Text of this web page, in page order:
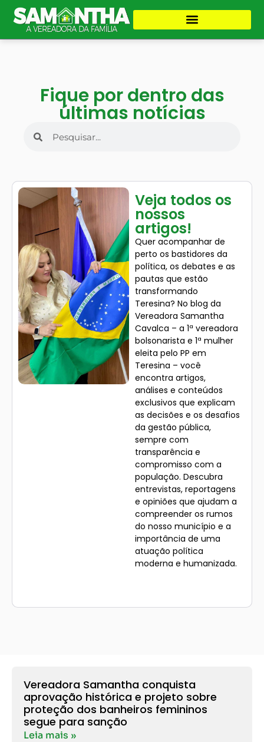
Fique por dentro das
últimas notícias
Veja todos os
nossos
artigos!
Quer acompanhar de
perto os bastidores da
política, os debates e as
pautas que estão
transformando
Teresina? No blog da
Vereadora Samantha
Cavalca – a 1ª vereadora
bolsonarista e 1ª mulher
eleita pelo PP em
Teresina – você
encontra artigos,
análises e conteúdos
exclusivos que explicam
as decisões e os desafios
da gestão pública,
sempre com
transparência e
compromisso com a
população. Descubra
entrevistas, reportagens
e opiniões que ajudam a
compreender os rumos
do nosso município e a
importância de uma
atuação política
moderna e humanizada.
Vereadora Samantha conquista
aprovação histórica e projeto sobre
proteção dos banheiros femininos
segue para sanção
Leia mais »